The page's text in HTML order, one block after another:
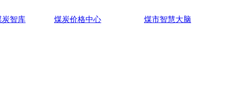
炭智库 煤炭价格中心 煤市智慧大脑